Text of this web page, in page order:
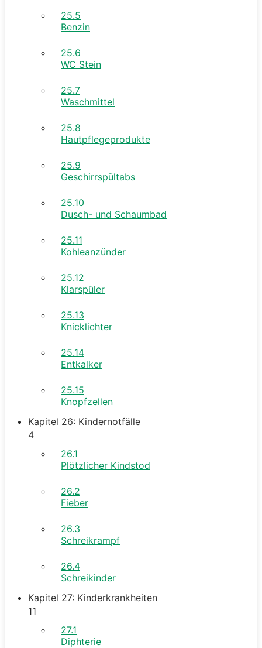
25.5
Benzin
25.6
WC Stein
25.7
Waschmittel
25.8
Hautpflegeprodukte
25.9
Geschirrspültabs
25.10
Dusch- und Schaumbad
25.11
Kohleanzünder
25.12
Klarspüler
25.13
Knicklichter
25.14
Entkalker
25.15
Knopfzellen
Kapitel 26: Kindernotfälle
4
26.1
Plötzlicher Kindstod
26.2
Fieber
26.3
Schreikrampf
26.4
Schreikinder
Kapitel 27: Kinderkrankheiten
11
27.1
Diphterie